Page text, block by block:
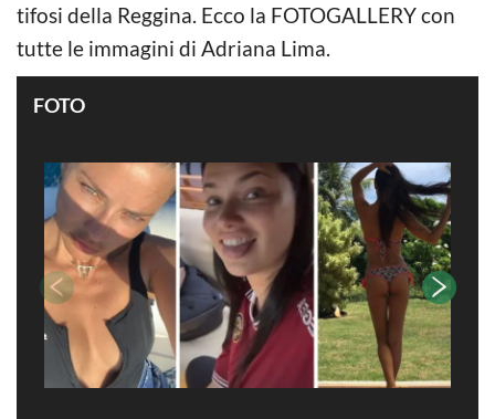
tifosi della Reggina. Ecco la FOTOGALLERY con
tutte le immagini di Adriana Lima.
FOTO